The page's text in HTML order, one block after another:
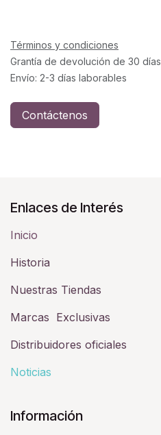
Términos y condiciones
Grantía de devolución de 30 días
Envío: 2-3 días laborables
Contáctenos
Enlaces de Interés
Inicio
Historia​
Nuestras Tiendas
Marcas Exclusivas
Distribuidores oficiales
Noticias
Información